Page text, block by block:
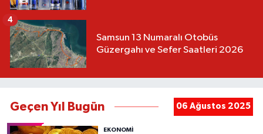
Samsun 13 Numaralı Otobüs
Güzergahı ve Sefer Saatleri 2026
4
Geçen Yıl Bugün 06 Ağustos 2025
EKONOMİ